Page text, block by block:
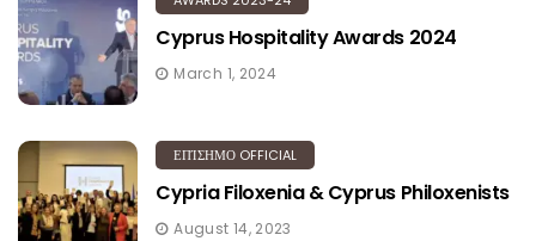
Cyprus Hospitality Awards 2024
March 1, 2024
ΕΠΊΣΗΜΟ OFFICIAL
Cypria Filoxenia & Cyprus Philoxenists
August 14, 2023